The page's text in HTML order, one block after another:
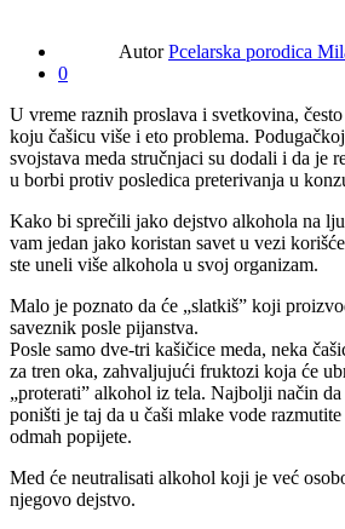
AutorPcelarska porodica
0
U vreme raznih proslava i svetkovina,
koju čašicu više i eto problema.
svojstava meda stručnjaci su dodali i da je
u borbi protiv posledica preterivanja u
Kako bi sprečili jako dejstvo alkohola na
vam jedan jako koristan savet u vezi
ste uneli više alkohola u svoj organizam.
Malo je poznato da će „slatkiš” koji
saveznik posle pijanstva.
Posle samo dve-tri kašičice meda, neka
za tren oka, zahvaljujući fruktozi koja će
„proterati” alkohol iz tela. Najbolji način
poništi je taj da u čaši mlake vode
odmah popijete.
Med će neutralisati alkohol koji je već
njegovo dejstvo.